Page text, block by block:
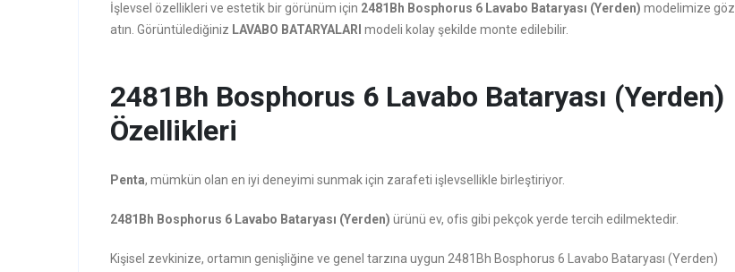
İşlevsel özellikleri ve estetik bir görünüm için 2481Bh Bosphorus 6 Lavabo Bataryası (Yerden) modelimize göz
atın. Görüntülediğiniz LAVABO BATARYALARI modeli kolay şekilde monte edilebilir.
2481Bh Bosphorus 6 Lavabo Bataryası (Yerden)
Özellikleri
Penta, mümkün olan en iyi deneyimi sunmak için zarafeti işlevsellikle birleştiriyor.
2481Bh Bosphorus 6 Lavabo Bataryası (Yerden) ürünü ev, ofis gibi pekçok yerde tercih edilmektedir.
Kişisel zevkinize, ortamın genişliğine ve genel tarzına uygun 2481Bh Bosphorus 6 Lavabo Bataryası (Yerden)